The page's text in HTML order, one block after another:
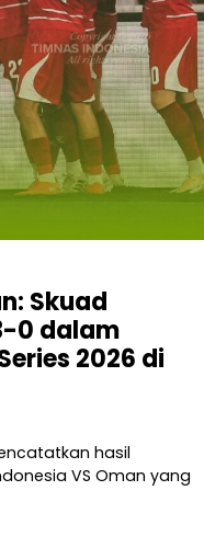
Skuad
0 dalam
2026 di
hasil
VS Oman yang